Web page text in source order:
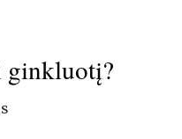
ginkluotį?